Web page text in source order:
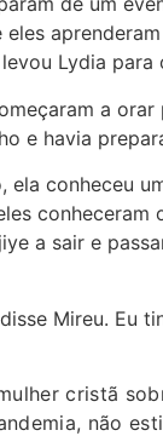
Lydia para
a
e havia
conheceu
a sair e
Mireu.
cristã
não